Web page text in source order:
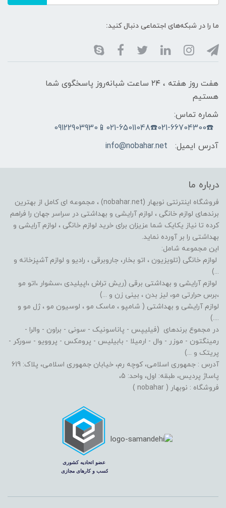
ما را در شبکه‌های اجتماعی دنبال کنید:
هفت روز هفته ، ۲۴ ساعت شبانه‌روز پاسخگوی شما
هستیم
شماره تماس:
☎️021-66704300☎️021-65011048📱09122903930
آدرس ایمیل:
info@nobahar.net
درباره ما
فروشگاه اینترنتی نوبهار (nobahar.net) ، مجموعه ای کامل از بهترین
برندهای لوازم خانگی ، لوازم آرایشی و بهداشتی در سراسر جهان را فراهم
کرده تا نیاز یکایک شما عزیزان برای خرید لوازم خانگی ، لوازم آرایشی و
بهداشتی را بر آورده نماید.
این مجموعه شامل:
لوازم خانگی (تلویزیون ، اتو بخار، جاروبرقی ، رادیو و لوازم آشپزخانه و
...)
لوازم آرایشی و بهداشتی برقی (ریش تراش ،اپیلیدی ،سشوار ،اتو مو
،برس حرارتی مو، لیز بدن ، بینی زن و ...)
لوازم آرایشی و بهداشتی ( شامپو ، ماسک مو ، لوسیون مو ، ژل مو و
....)
در مجموع برندهای (فیلیپس - پاناسونیک - سونی - براون - والرا -
رمینگتون - موزر - وال - ارمیلا - بابیلیس - پرومکس - پروویو - سورکر -
پریتک و ...)
آدرس : جمهوری اسلامی، کوچه رم، خیابان جمهوری اسلامی، پلاک: 619
پاساژ پردیس، طبقه: اول، واحد: 5،
فروشگاه : نوبهار ( nobahar )